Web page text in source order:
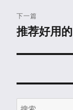
航
章：
下一篇
下
文
推荐好用
搜